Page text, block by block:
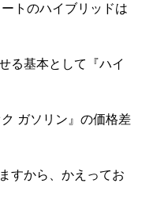
トのハイブリッドは
る基本として『ハイ
ガソリン』の価格差
すから、かえってお